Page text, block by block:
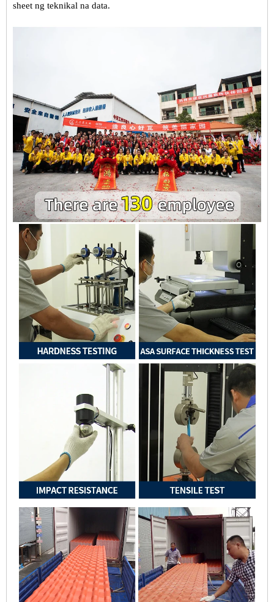
sheet ng teknikal na data.